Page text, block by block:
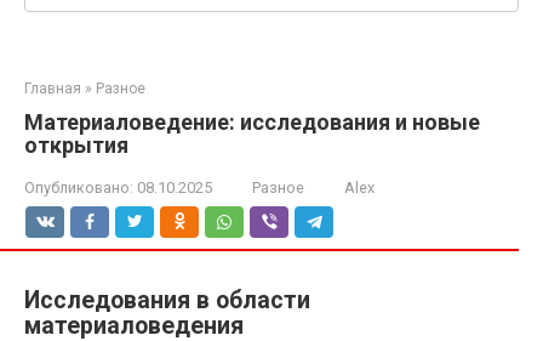
Главная » Разное
Материаловедение: исследования и новые
открытия
Опубликовано: 08.10.2025 Разное Alex
Исследования в области
материаловедения